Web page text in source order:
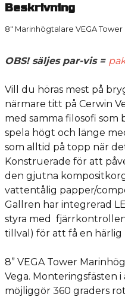
Beskrivning
8" Marinhögtalare VEGA Tower
OBS! säljes par-vis =
Vill du höras mest på
närmare titt på Cerwin
med samma filosofi
spela högt och länge
som alltid på topp när
Konstruerade för att
den gjutna
vattentålig papper/
Gallren har integrerad
styra med fjärrkontrollen
tillval) för att få en härlig
8” VEGA Tower
Vega. Monteringsfästen
möjliggör 360 graders